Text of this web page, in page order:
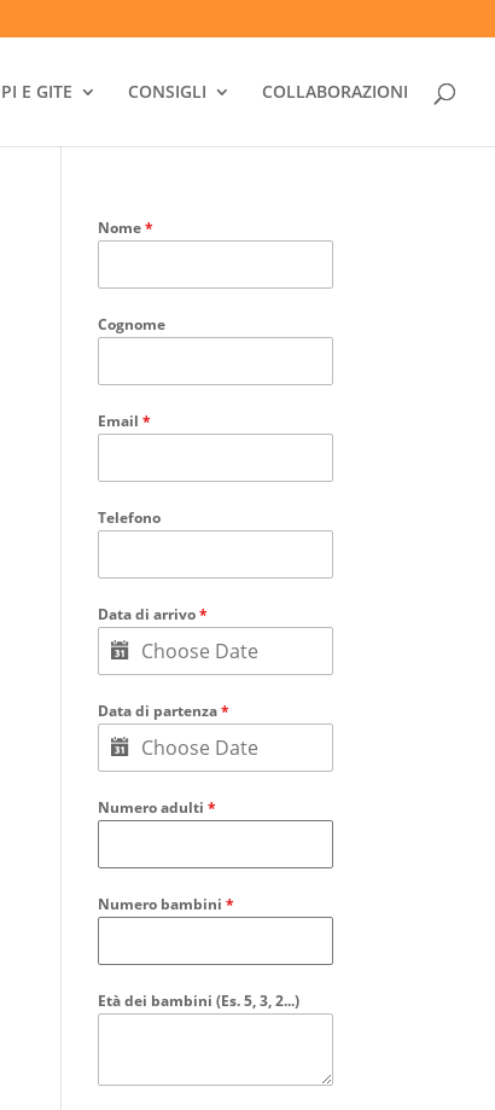
E GITE CONSIGLI COLLABORAZIONI
Nome*
Cognome
Email*
Telefono
Data di arrivo*
Data di partenza*
Numero adulti*
Numero bambini*
Età dei bambini (Es. 5, 3, 2...)